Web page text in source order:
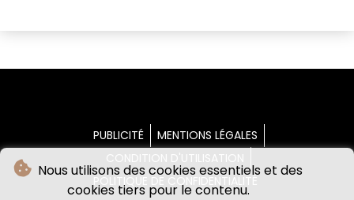
Nous utilisons des cookies essentiels et des
cookies tiers pour le contenu.
PUBLICITÉ
MENTIONS LÉGALES
CONDITION D'UTILISATION
POLITIQUE DE CONFIDENTIALITÉ